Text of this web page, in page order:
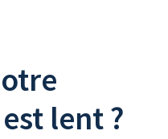
lent ?